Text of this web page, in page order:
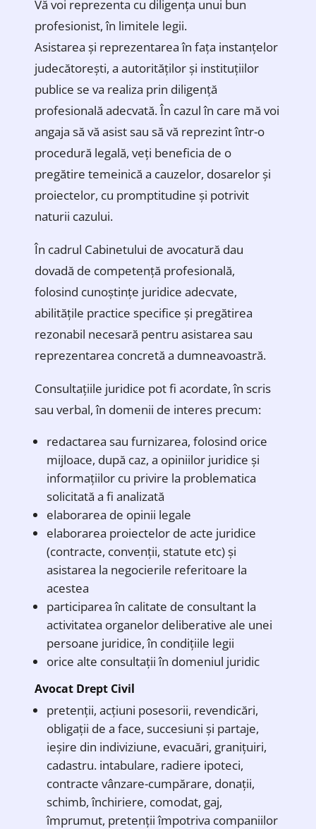
Vă voi reprezenta cu diligența unui bun
profesionist, în limitele legii.
Asistarea și reprezentarea în fața instanțelor
judecătorești, a autorităților și instituțiilor
publice se va realiza prin diligență
profesională adecvată. În cazul în care mă voi
angaja să vă asist sau să vă reprezint într-o
procedură legală, veți beneficia de o
pregătire temeinică a cauzelor, dosarelor și
proiectelor, cu promptitudine și potrivit
naturii cazului.
În cadrul Cabinetului de avocatură dau
dovadă de competență profesională,
folosind cunoștințe juridice adecvate,
abilitățile practice specifice și pregătirea
rezonabil necesară pentru asistarea sau
reprezentarea concretă a dumneavoastră.
Consultațiile juridice pot fi acordate, în scris
sau verbal, în domenii de interes precum:
redactarea sau furnizarea, folosind orice
mijloace, după caz, a opiniilor juridice și
informațiilor cu privire la problematica
solicitată a fi analizată
elaborarea de opinii legale
elaborarea proiectelor de acte juridice
(contracte, convenții, statute etc) și
asistarea la negocierile referitoare la
acestea
participarea în calitate de consultant la
activitatea organelor deliberative ale unei
persoane juridice, în condițiile legii
orice alte consultații în domeniul juridic
Avocat Drept Civil
pretenții, acțiuni posesorii, revendicări,
obligații de a face, succesiuni și partaje,
ieșire din indiviziune, evacuări, granițuiri,
cadastru. intabulare, radiere ipoteci,
contracte vânzare-cumpărare, donații,
schimb, închiriere, comodat, gaj,
împrumut, pretenții împotriva companiilor